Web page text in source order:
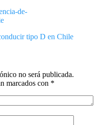
tipo D en Chile
no será publicada.
marcados con *